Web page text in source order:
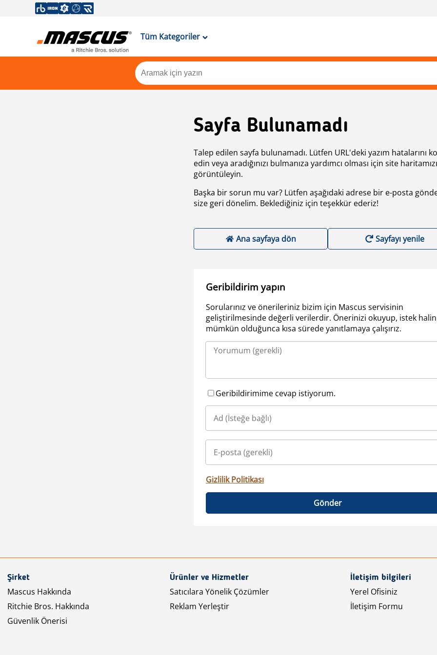
Tüm Kategoriler
Sayfa Bulunamadı
Talep edilen sayfa bulunamadı. Lütfen URL'deki yazım hatalarını
edin veya aradığınızı bulmanıza yardımcı olması için site haritamızı
görüntüleyin.
Başka bir sorun mu var? Lütfen aşağıdaki adrese bir e-posta
size geri dönelim. Beklediğiniz için teşekkür ederiz!
Ana sayfaya dön Sayfayı yenile
Geribildirim yapın
Sorularınız ve önerileriniz bizim için Mascus servisinin
geliştirilmesinde değerli verilerdir. Önerinizi okuyup, istek
mümkün olduğunca kısa sürede yanıtlamaya çalışırız.
Geribildirimime cevap istiyorum.
Gizlilik Politikası
Gönder
Şirket
Mascus Hakkında
Ritchie Bros. Hakkında
Güvenlik Önerisi
Ürünler ve Hizmetler
Satıcılara Yönelik Çözümler
Reklam Yerleştir
İletişim bilgileri
Yerel Ofisiniz
İletişim Formu